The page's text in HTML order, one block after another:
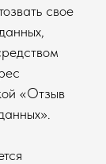
свое
«Отзыв